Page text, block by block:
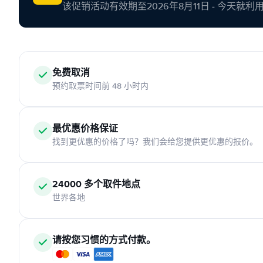
该促销活动有效期至2026年8月11日 - 今天就利用
免费取消
预约取票时间前 48 小时内
最优惠价格保证
找到更优惠的价格了吗？我们会给您提供更优惠的报价。
24000 多个取件地点
世界各地
请按您习惯的方式付款。